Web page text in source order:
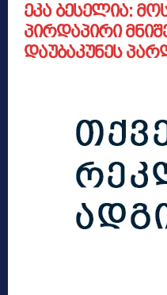
ეკა ბესელია:
პირდაპირი
დაუბაკუნეს